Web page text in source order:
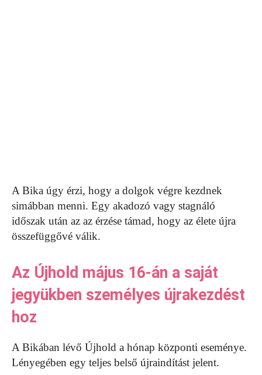
A Bika úgy érzi, hogy a dolgok végre kezdnek
simábban menni. Egy akadozó vagy stagnáló
időszak után az az érzése támad, hogy az élete újra
összefüggővé válik.
Az Újhold május 16-án a saját
jegyükben személyes újrakezdést
hoz
A Bikában lévő Újhold a hónap központi eseménye.
Lényegében egy teljes belső újraindítást jelent.